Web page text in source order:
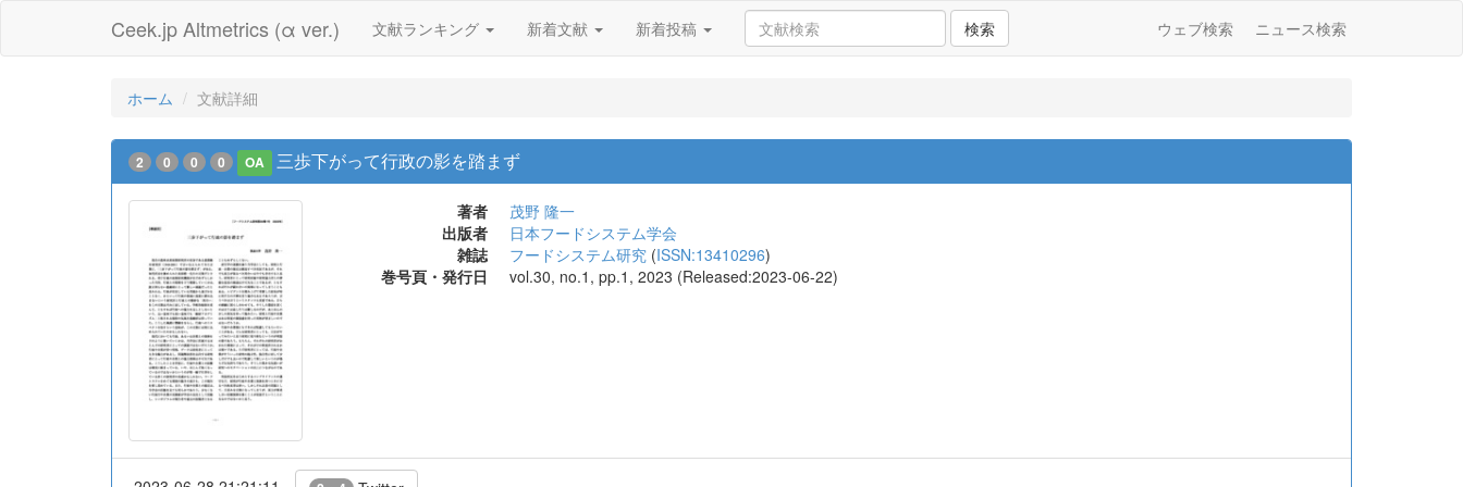
Ceek.jp Altmetrics (α ver.) 文献ランキング 新着文献 新着投稿 検索 ウェブ検索 ニュース検索
ホーム 文献詳細
2 0 0 0 OA 三歩下がって行政の影を踏まず
著者
茂野 隆一
出版者
日本フードシステム学会
雑誌
フードシステム研究 (ISSN:13410296)
巻号頁・発行日
vol.30, no.1, pp.1, 2023 (Released:2023-06-22)